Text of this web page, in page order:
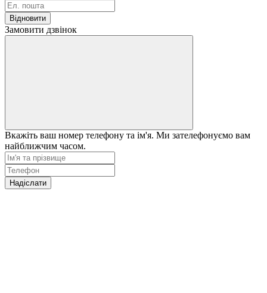
Відновити
Замовити дзвінок
Вкажіть ваш номер телефону та ім'я. Ми зателефонуємо вам
найближчим часом.
Надіслати